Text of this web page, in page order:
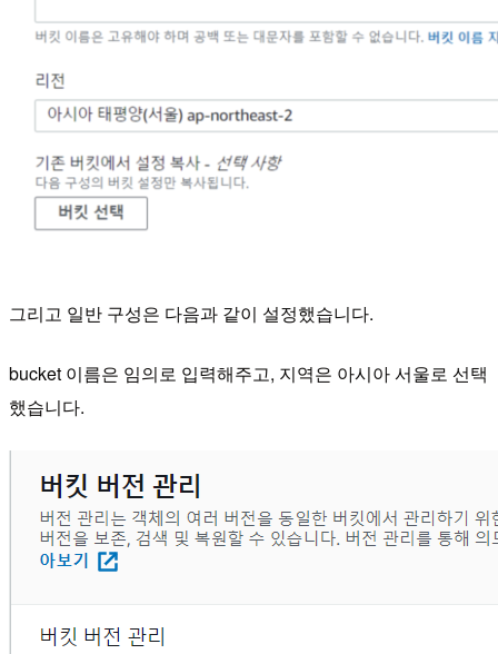
그리고 일반 구성은 다음과 같이 설정했습니다.
bucket 이름은 임의로 입력해주고, 지역은 아시아 서울로 선택
했습니다.